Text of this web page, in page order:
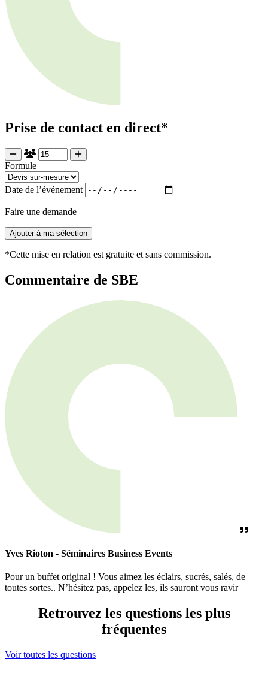
Prise de contact en direct*
Formule
Date de l’événement
Faire une demande
Ajouter à ma sélection
*Cette mise en relation est gratuite et sans commission.
Commentaire de SBE
Yves Rioton - Séminaires Business Events
Pour un buffet original ! Vous aimez les éclairs, sucrés, salés, de
toutes sortes.. N’hésitez pas, appelez les, ils sauront vous ravir
Retrouvez les questions les plus
fréquentes
Voir toutes les questions